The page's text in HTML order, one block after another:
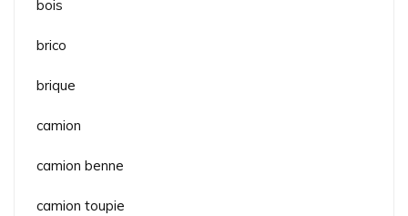
bois
brico
brique
camion
camion benne
camion toupie